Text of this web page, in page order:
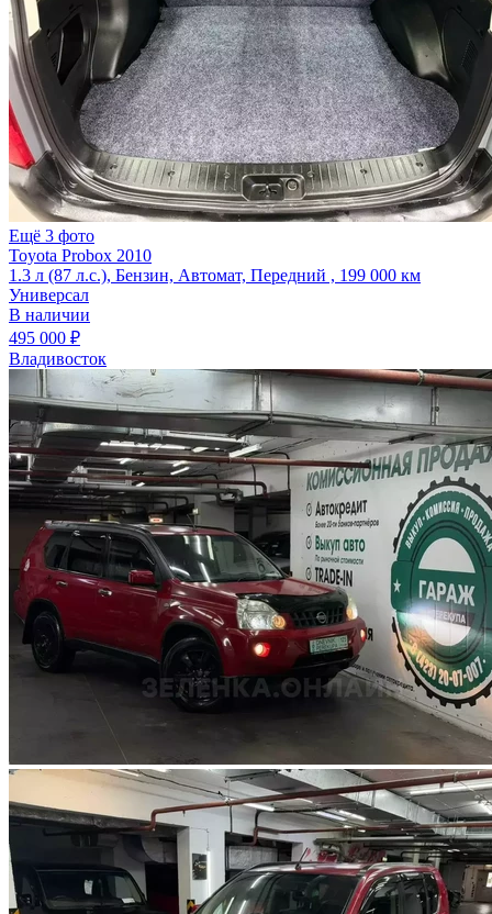
Ещё 3 фото
Toyota Probox 2010
1.3 л (87 л.с.), Бензин, Автомат, Передний , 199 000 км
Универсал
В наличии
495 000 ₽
Владивосток